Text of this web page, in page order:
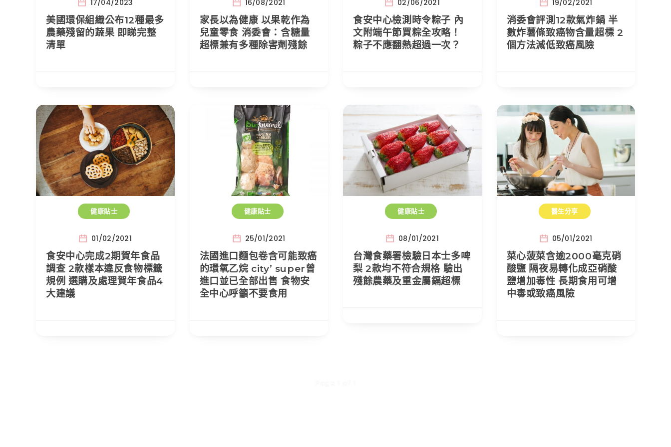
17/04/2023
美國環保組織公布12種最多
農藥殘留的蔬果 即睇完整
清單
16/08/2021
家長以為健康 以果乾作為
兒童零食 消委會：含糖量
超標兼有多種除害劑殘餘
02/06/2021
食安中心檢測時令粽子 內
文附端午節買粽全攻略！
粽子不應翻熱超過一次？
19/02/2021
消委會評測12款氣炸鍋 半
數炸薯條致癌物含量超標 2
個方法減低致癌風險
健康貼士
01/02/2021
食安中心完成2期賀年食品
調查 2款樣本違反食物標籤
規例 選購及處理賀年食品4
大建議
健康貼士
25/01/2021
法國進口麵包卷含可能致癌
的環氧乙烷 city’ super曾
進口並已全部出售 食物安
全中心呼籲不要食用
健康貼士
08/01/2021
台灣食藥署檢驗日本士多啤
梨 2款均不符合規格 驗出
殘餘農藥及重金屬鎘超標
醫生分享
05/01/2021
菜心菠菜含逾2000毫克硝
酸鹽 隔夜易轉化成亞硝酸
鹽增加毒性 長期食用可增
中毒或致癌風險